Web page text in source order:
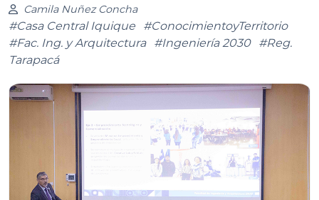
Camila Nuñez Concha
#Casa Central Iquique
#ConocimientoyTerritorio
#Fac. Ing. y Arquitectura
#Ingeniería 2030
#Reg.
Tarapacá